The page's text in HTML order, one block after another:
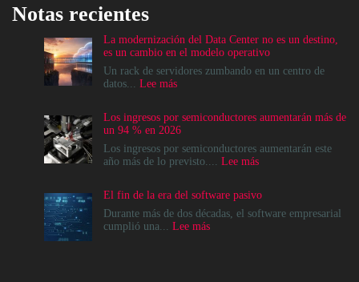
Notas recientes
La modernización del Data Center no es un destino,
es un cambio en el modelo operativo
Un rack de servidores zumbando en un centro de
datos... Lee más:
del
Data
Center
no
destino,
es
un
Los ingresos por semiconductores aumentarán más de
un 94 % en 2026
Los ingresos por semiconductores aumentarán este
año más de lo previsto.... Lee más:
por
semiconductores
El fin de la era del software pasivo
Durante más de dos décadas, el software empresarial
cumplió una... Lee más: